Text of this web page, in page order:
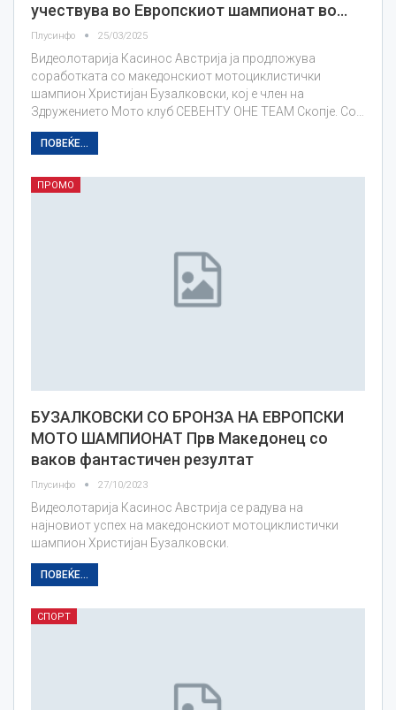
учествува во Европскиот шампионат во…
Плусинфо 25/03/2025
Видеолотарија Касинос Австрија ја продложува
соработката со македонскиот мотоциклистички
шампион Христијан Бузалковски, кој е член на
Здружението Мото клуб СЕВЕНТУ ОНЕ TEAM Скопје. Со…
ПОВЕЌЕ...
ПРОМО
БУЗАЛКОВСКИ СО БРОНЗА НА ЕВРОПСКИ
МОТО ШАМПИОНАТ Прв Македонец со
ваков фантастичен резултат
Плусинфо 27/10/2023
Видеолотарија Касинос Австрија се радува на
најновиот успех на македонскиот мотоциклистички
шампион Христијан Бузалковски.
ПОВЕЌЕ...
СПОРТ